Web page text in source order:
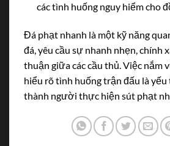
các tình huống nguy hiểm cho
Đá phạt nhanh là một kỹ năng
đá, yêu cầu sự nhanh nhẹn, chính
thuận giữa các cầu thủ. Việc nắm
hiểu rõ tình huống trận đấu là
thành người thực hiện sút phạt